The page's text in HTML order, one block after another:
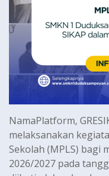
NamaPlatform,
melaksanakan
Sekolah (MPLS) bagi
2026/2027 pada